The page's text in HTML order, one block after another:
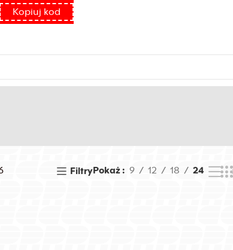
Filtry Pokaż 9 12 18 24
Kopiuj kod